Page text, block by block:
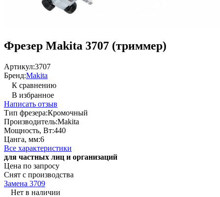
Фрезер Makita 3707 (триммер)
Артикул:3707
Бренд:Makita
К сравнению
В избранное
Написать отзыв
Тип фрезера:Кромочный
Производитель:Makita
Мощность, Вт:440
Цанга, мм:6
Все характеристики
для частных лиц и организаций
Цена по запросу
Снят с производства
Замена 3709
Нет в наличии